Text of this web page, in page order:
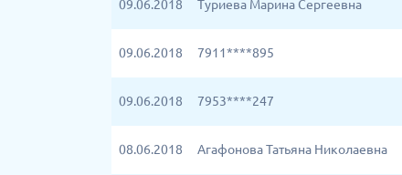
09.06.2018 Туриева Марина Сергеевна
09.06.2018 7911****895
09.06.2018 7953****247
08.06.2018 Агафонова Татьяна Николаевна